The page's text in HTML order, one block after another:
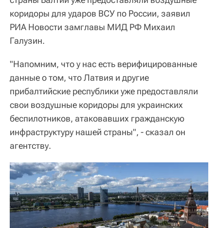
коридоры для ударов ВСУ по России, заявил
РИА Новости замглавы МИД РФ Михаил
Галузин.
"Напомним, что у нас есть верифицированные
данные о том, что Латвия и другие
прибалтийские республики уже предоставляли
свои воздушные коридоры для украинских
беспилотников, атаковавших гражданскую
инфраструктуру нашей страны", - сказал он
агентству.